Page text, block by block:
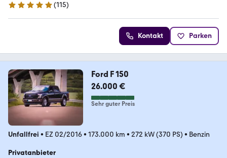
5 Sterne
(115)
Kontakt Parken
Ford F 150
26.000 €
Sehr guter Preis
Unfallfrei • EZ 02/2016• 173.000 km • 272 kW (370 PS) • Benzin
Privatanbieter